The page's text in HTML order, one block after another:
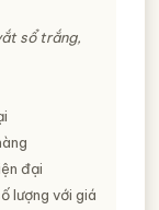
sổ trắng,
đại
lượng với giá